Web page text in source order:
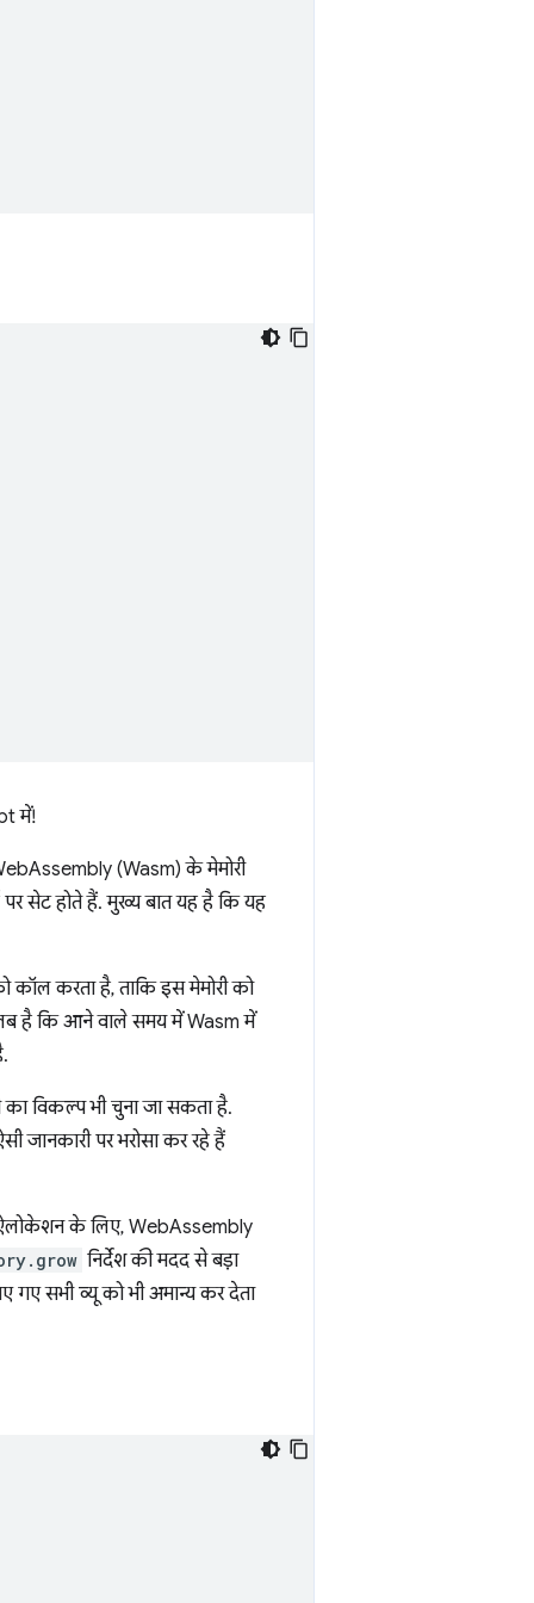
में!
(Wasm) के मेमोरी
सेट होते हैं. मुख्य बात यह है कि यह
कॉल करता है, ताकि इस मेमोरी को
है कि आने वाले समय में Wasm में
विकल्प भी चुना जा सकता है.
जानकारी पर भरोसा कर रहे हैं
ऐलोकेशन के लिए, WebAssembly
निर्देश की मदद से बड़ा
गए सभी व्यू को भी अमान्य कर देता